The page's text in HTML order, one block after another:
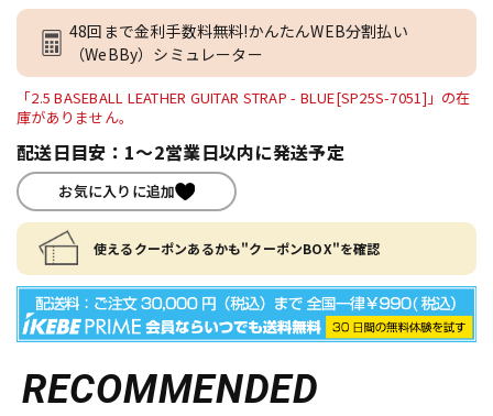
48回まで金利手数料無料!かんたんWEB分割払い
（WeBBy）シミュレーター
「2.5 BASEBALL LEATHER GUITAR STRAP - BLUE[SP25S-7051]」の在
庫がありません。
配送日目安：1～2営業日以内に発送予定
お気に入りに追加
使えるクーポンあるかも"クーポンBOX"を確認
RECOMMENDED